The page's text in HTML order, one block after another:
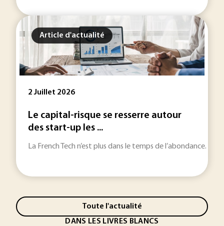
Article d'actualité
2 Juillet 2026
Le capital-risque se resserre autour
des start-up les ...
La French Tech n’est plus dans le temps de l’abondance.
Toute l'actualité
DANS LES LIVRES BLANCS